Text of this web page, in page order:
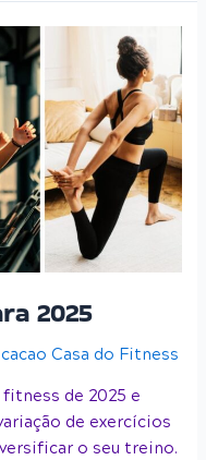
2025
Casa do Fitness
de 2025 e
de exercícios
o seu treino.